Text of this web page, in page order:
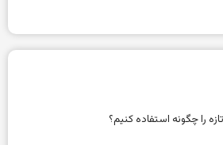
را چگونه استفاده کنیم؟